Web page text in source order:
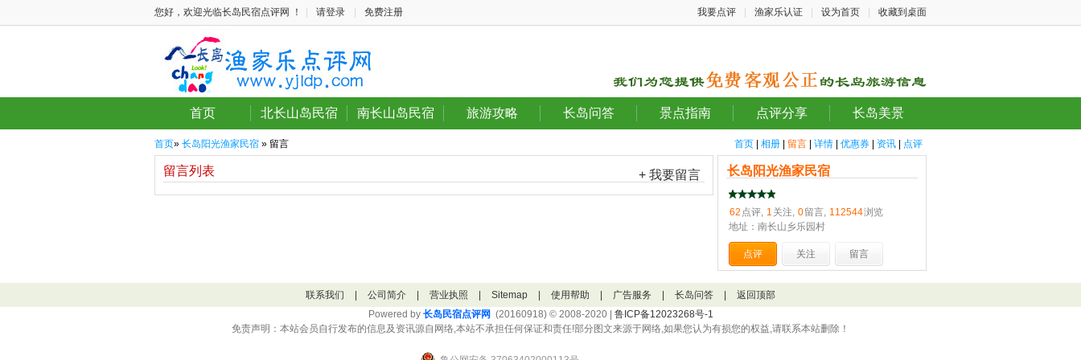
您好，欢迎光临长岛民宿点评网 ！ 请登录 免费注册 我要点评 渔家乐认证 设为首页 收藏到桌面
首页 北长山岛民宿 南长山岛民宿 旅游攻略 长岛问答 景点指南 点评分享 长岛美景
首页 相册 留言 详情 优惠券 资讯 点评
首页» 长岛阳光渔家民宿 » 留言
+ 我要留言
留言列表 长岛阳光渔家民宿
62 点评, 1 关注, 0留言, 112544浏览
地址：南长山乡乐园村
点评 关注 留言
联系我们 公司简介 营业执照 Sitemap 使用帮助 广告服务 长岛问答
返回顶部
Powered by 长岛民宿点评网 (20160918) © 2008-2020 | 鲁ICP备12023268号-1
免责声明：本站会员自行发布的信息及资讯源自网络,本站不承担任何保证和责任!部分图文来源于网络,如果您认为有损您的权益,请联系本站删除！